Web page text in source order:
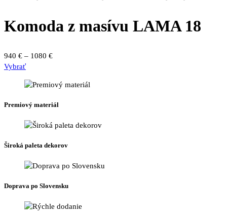
Komoda z masívu LAMA 18
940 € – 1080 €Price
through
VybraťTento
má
variantov.
Možnosti
si
vybrať
na
stránke
produktu.
Premiový materiál
Široká paleta dekorov
Doprava po Slovensku